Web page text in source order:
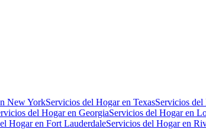
New YorkServicios del Hogar en TexasServicios
del Hogar en GeorgiaServicios del Hogar en
Hogar en Fort LauderdaleServicios del Hogar en